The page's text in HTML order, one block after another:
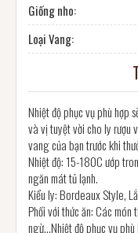
Giống nho:
Loại Vang:
Nhiệt độ phục vụ phù hợp
và vị tuyệt vời cho ly rượu
vang của bạn trước khi
Nhiệt độ: 15-180C ướp
ngăn mát tủ lạnh.
Kiểu ly: Bordeaux Style,
Phối với thức ăn: Các
ngừ,..Nhiệt độ phục vụ